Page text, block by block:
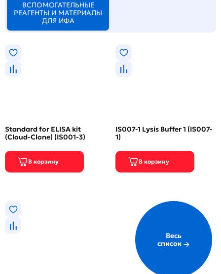
ВСПОМОГАТЕЛЬНЫЕ
РЕАГЕНТЫ И МАТЕРИАЛЫ
ДЛЯ ИФА
Standard for ELISA kit
(Cloud-Clone) (IS001-3)
IS007-1 Lysis Buffer 1 (IS007-
1)
Весь
список